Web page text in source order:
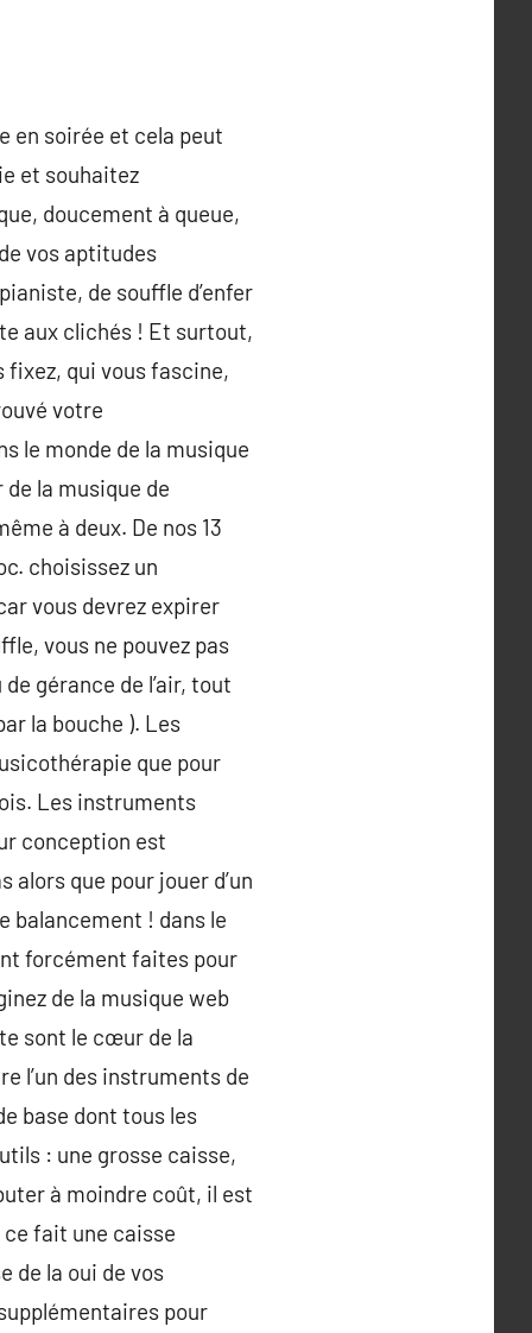
en soirée et cela peut
et souhaitez
doucement à queue,
vos aptitudes
de souffle d’enfer
aux clichés ! Et surtout,
fixez, qui vous fascine,
votre
le monde de la musique
la musique de
à deux. De nos 13
choisissez un
vous devrez expirer
vous ne pouvez pas
gérance de l’air, tout
la bouche ). Les
que pour
Les instruments
conception est
que pour jouer d’un
balancement ! dans le
forcément faites pour
de la musique web
sont le cœur de la
l’un des instruments de
base dont tous les
: une grosse caisse,
à moindre coût, il est
fait une caisse
de la oui de vos
pour